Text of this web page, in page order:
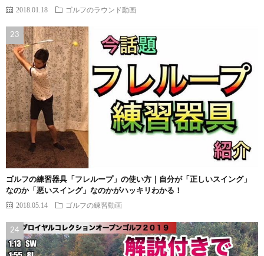
2018.01.18 ゴルフのラウンド動画
ゴルフの練習器具「フレループ」の使い方｜自分が「正しいスイング」
なのか「悪いスイング」なのかがハッキリわかる！
2018.05.14 ゴルフの練習動画